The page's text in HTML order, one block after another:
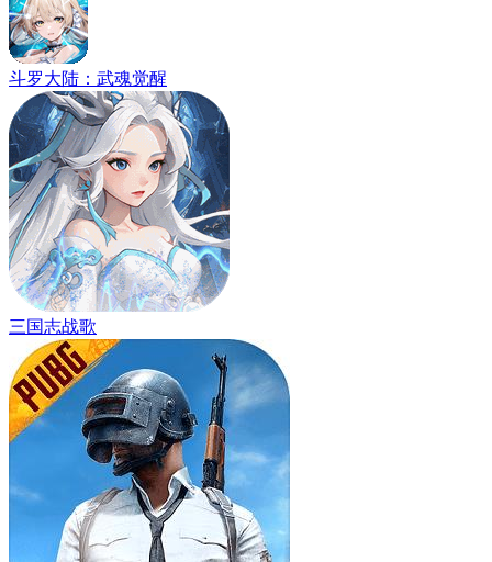
斗罗大陆：武魂觉醒
三国志战歌